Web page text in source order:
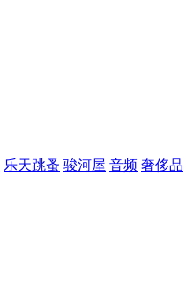
乐天跳蚤 骏河屋 音频 奢侈品